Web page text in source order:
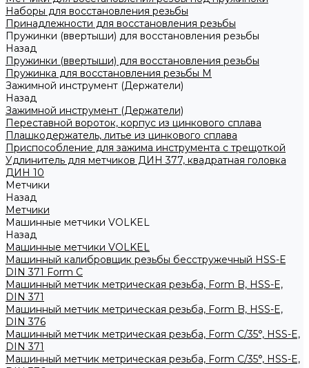
Наборы для восстановления резьбы
Принадлежности для восстановления резьбы
Пружинки (ввертыши) для восстановления резьбы
Назад
Пружинки (ввертыши) для восстановления резьбы
Пружинка для восстановления резьбы M
Зажимной инструмент (Держатели)
Назад
Зажимной инструмент (Держатели)
Переставной вороток, корпус из цинкового сплава
Плашкодержатель, литье из цинкового сплава
Приспособление для зажима инструмента с трещоткой
Удлинитель для метчиков ДИН 377, квадратная головка
ДИН 10
Метчики
Назад
Метчики
Машинные метчики VOLKEL
Назад
Машинные метчики VOLKEL
Машинный калибровщик резьбы бесстружечный HSS-Е
DIN 371 Form C
Машинный метчик метрическая резьба, Form B, HSS-E,
DIN 371
Машинный метчик метрическая резьба, Form B, HSS-E,
DIN 376
Машинный метчик метрическая резьба, Form С/35°, HSS-E,
DIN 371
Машинный метчик метрическая резьба, Form С/35°, HSS-E,